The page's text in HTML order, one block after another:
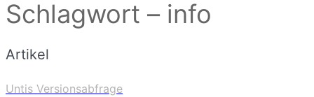
Schlagwort – info
Artikel
Untis Versionsabfrage